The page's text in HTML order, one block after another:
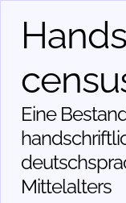
Eine
Mittelalters